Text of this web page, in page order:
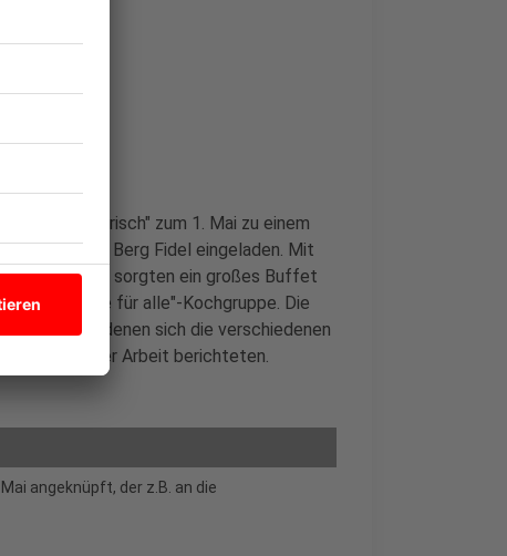
Solidarisch" zum 1. Mai zu einem
Park in Berg Fidel eingeladen. Mit
leibliche Wohl sorgten ein großes Buffet
die "Küche für alle"-Kochgruppe. Die
bei denen sich die verschiedenen
und von ihrer Arbeit berichteten.
angeknüpft, der z.B. an die